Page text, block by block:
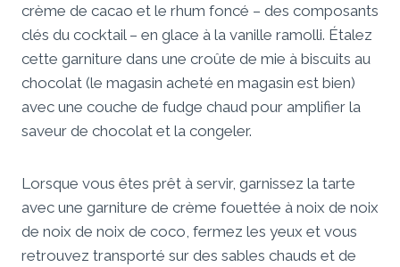
crème de cacao et le rhum foncé – des composants
clés du cocktail – en glace à la vanille ramolli. Étalez
cette garniture dans une croûte de mie à biscuits au
chocolat (le magasin acheté en magasin est bien)
avec une couche de fudge chaud pour amplifier la
saveur de chocolat et la congeler.
Lorsque vous êtes prêt à servir, garnissez la tarte
avec une garniture de crème fouettée à noix de noix
de noix de noix de coco, fermez les yeux et vous
retrouvez transporté sur des sables chauds et de